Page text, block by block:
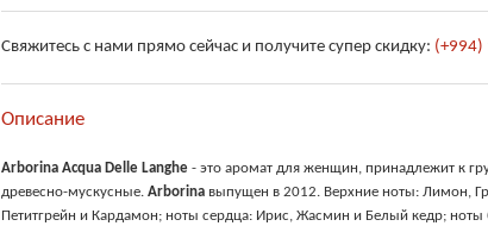
Свяжитесь с нами прямо сейчас и получите супер скидку: (+994)
Описание
Arborina Acqua Delle Langhe - это аромат для женщин, принадлежит к
древесно-мускусные. Arborina выпущен в 2012. Верхние ноты: Лимон,
Петитгрейн и Кардамон; ноты сердца: Ирис, Жасмин и Белый кедр;